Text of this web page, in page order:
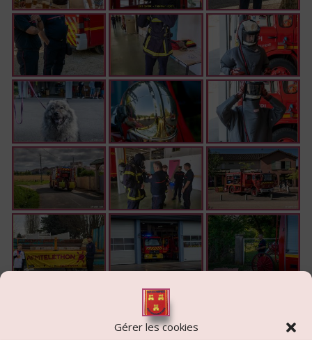
Gérer les cookies